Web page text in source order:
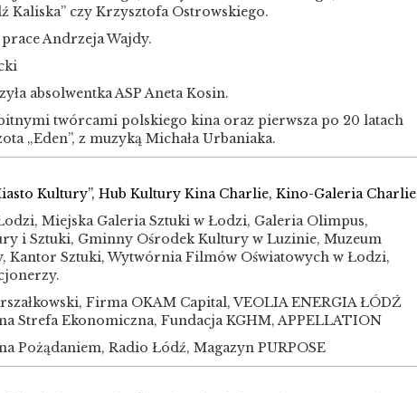
Kaliska” czy Krzysztofa Ostrowskiego.
Andrzeja Wajdy.
absolwentka ASP Aneta Kosin.
twórcami polskiego kina oraz pierwsza po 20 latach
„Eden”, z muzyką Michała Urbaniaka.
Kultury”, Hub Kultury Kina Charlie, Kino-Galeria Charlie
Miejska Galeria Sztuki w Łodzi, Galeria Olimpus,
i Sztuki, Gminny Ośrodek Kultury w Luzinie, Muzeum
Kantor Sztuki, Wytwórnia Filmów Oświatowych w Łodzi,
Firma OKAM Capital, VEOLIA ENERGIA ŁÓDŹ
Strefa Ekonomiczna, Fundacja KGHM, APPELLATION
Pożądaniem, Radio Łódź, Magazyn PURPOSE